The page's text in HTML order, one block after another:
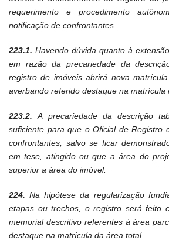
requerimento e procedimento
notificação de confrontantes.
223.1. Havendo dúvida quanto à
em razão da precariedade da
registro de imóveis abrirá nova
averbando referido destaque na matrícula
223.2.A precariedade da descrição
suficiente para que o Oficial de Registro
confrontantes, salvo se ficar
em tese, atingido ou que a área do
superior a área do imóvel.
224.Na hipótese da regularização
etapas ou trechos, o registro será feito
memorial descritivo referentes à área
destaque na matrícula da área total.